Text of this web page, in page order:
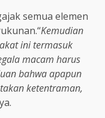
semua elemen
Kemudian
ini termasuk
macam harus
bahwa apapun
ketentraman,